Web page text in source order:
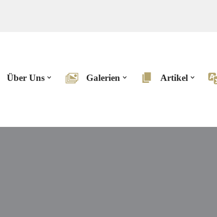
Über Uns Galerien Artikel